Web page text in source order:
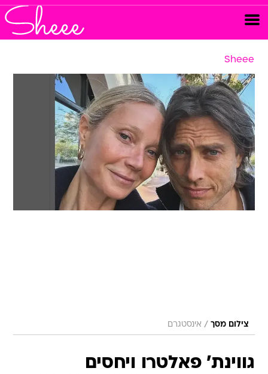
Sheee
צילום מסך / אינסטגרם
גווינת' פאלטרו ויחסים